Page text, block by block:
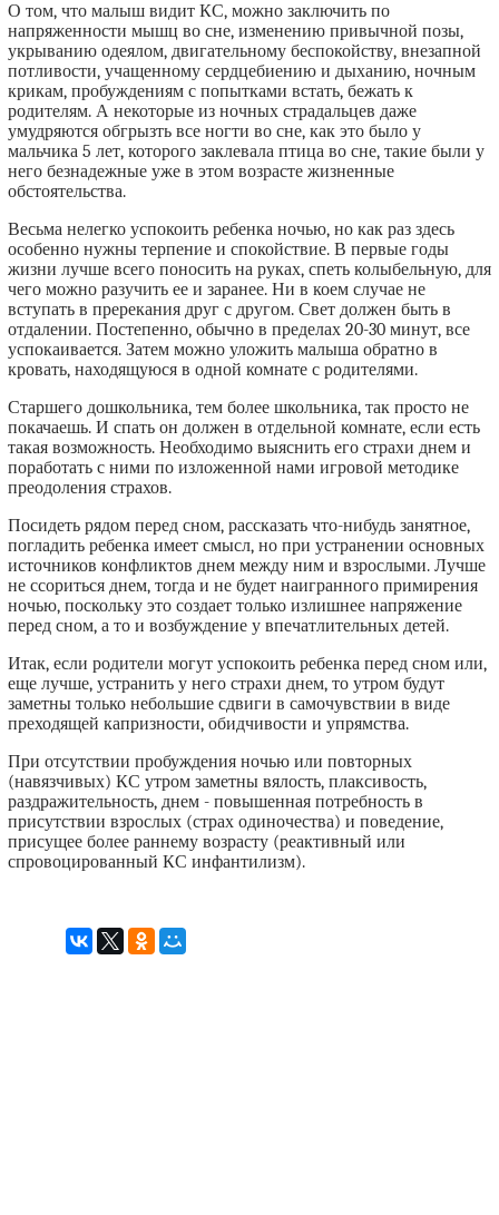
О том, что малыш видит КС, можно заключить по
напряженности мышц во сне, изменению привычной позы,
укрыванию одеялом, двигательному беспокойству, внезапной
потливости, учащенному сердцебиению и дыханию, ночным
крикам, пробуждениям с попытками встать, бежать к
родителям. А некоторые из ночных страдальцев даже
умудряются обгрызть все ногти во сне, как это было у
мальчика 5 лет, которого заклевала птица во сне, такие были у
него безнадежные уже в этом возрасте жизненные
обстоятельства.
Весьма нелегко успокоить ребенка ночью, но как раз здесь
особенно нужны терпение и спокойствие. В первые годы
жизни лучше всего поносить на руках, спеть колыбельную, для
чего можно разучить ее и заранее. Ни в коем случае не
вступать в пререкания друг с другом. Свет должен быть в
отдалении. Постепенно, обычно в пределах 20-30 минут, все
успокаивается. Затем можно уложить малыша обратно в
кровать, находящуюся в одной комнате с родителями.
Старшего дошкольника, тем более школьника, так просто не
покачаешь. И спать он должен в отдельной комнате, если есть
такая возможность. Необходимо выяснить его страхи днем и
поработать с ними по изложенной нами игровой методике
преодоления страхов.
Посидеть рядом перед сном, рассказать что-нибудь занятное,
погладить ребенка имеет смысл, но при устранении основных
источников конфликтов днем между ним и взрослыми. Лучше
не ссориться днем, тогда и не будет наигранного примирения
ночью, поскольку это создает только излишнее напряжение
перед сном, а то и возбуждение у впечатлительных детей.
Итак, если родители могут успокоить ребенка перед сном или,
еще лучше, устранить у него страхи днем, то утром будут
заметны только небольшие сдвиги в самочувствии в виде
преходящей капризности, обидчивости и упрямства.
При отсутствии пробуждения ночью или повторных
(навязчивых) КС утром заметны вялость, плаксивость,
раздражительность, днем - повышенная потребность в
присутствии взрослых (страх одиночества) и поведение,
присущее более раннему возрасту (реактивный или
спровоцированный КС инфантилизм).